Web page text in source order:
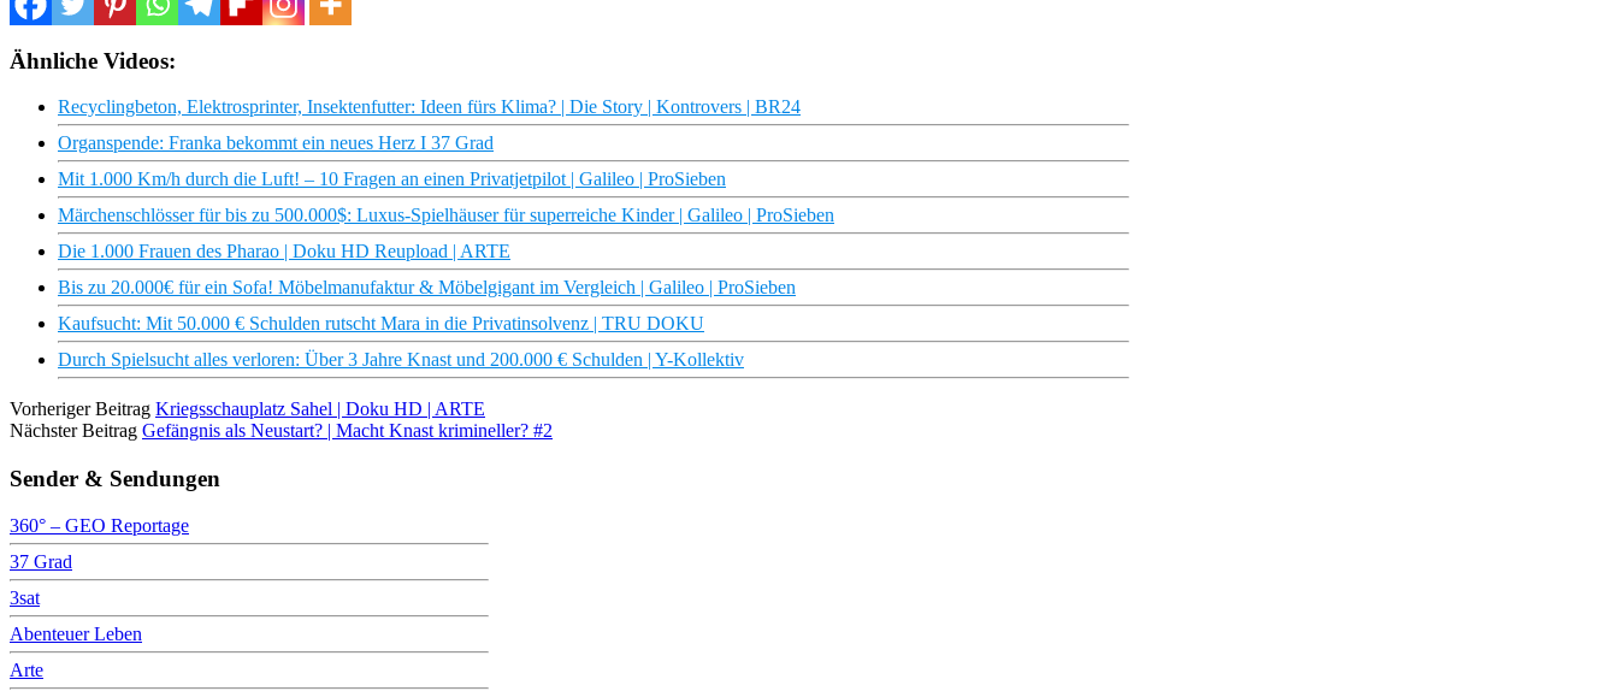
Ähnliche Videos:
Recyclingbeton, Elektrosprinter, Insektenfutter: Ideen fürs Klima? | Die Story | Kontrovers | BR24
Organspende: Franka bekommt ein neues Herz I 37 Grad
Mit 1.000 Km/h durch die Luft! – 10 Fragen an einen Privatjetpilot | Galileo | ProSieben
Märchenschlösser für bis zu 500.000$: Luxus-Spielhäuser für superreiche Kinder | Galileo | ProSieben
Die 1.000 Frauen des Pharao | Doku HD Reupload | ARTE
Bis zu 20.000€ für ein Sofa! Möbelmanufaktur & Möbelgigant im Vergleich | Galileo | ProSieben
Kaufsucht: Mit 50.000 € Schulden rutscht Mara in die Privatinsolvenz | TRU DOKU
Durch Spielsucht alles verloren: Über 3 Jahre Knast und 200.000 € Schulden | Y-Kollektiv
Vorheriger Beitrag Kriegsschauplatz Sahel | Doku HD | ARTE
Nächster Beitrag Gefängnis als Neustart? | Macht Knast krimineller? #2
Sender & Sendungen
360° – GEO Reportage
37 Grad
3sat
Abenteuer Leben
Arte